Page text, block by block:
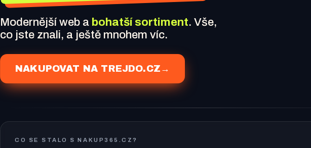
Modernější web a bohatší sortiment. Vše,
co jste znali, a ještě mnohem víc.
NAKUPOVAT NA TREJDO.CZ →
CO SE STALO S NAKUP365.CZ?